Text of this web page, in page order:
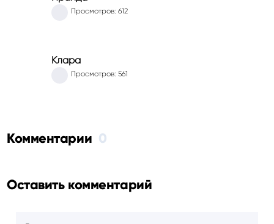
Просмотров: 612
Клара
Просмотров: 561
Комментарии 0
Оставить комментарий